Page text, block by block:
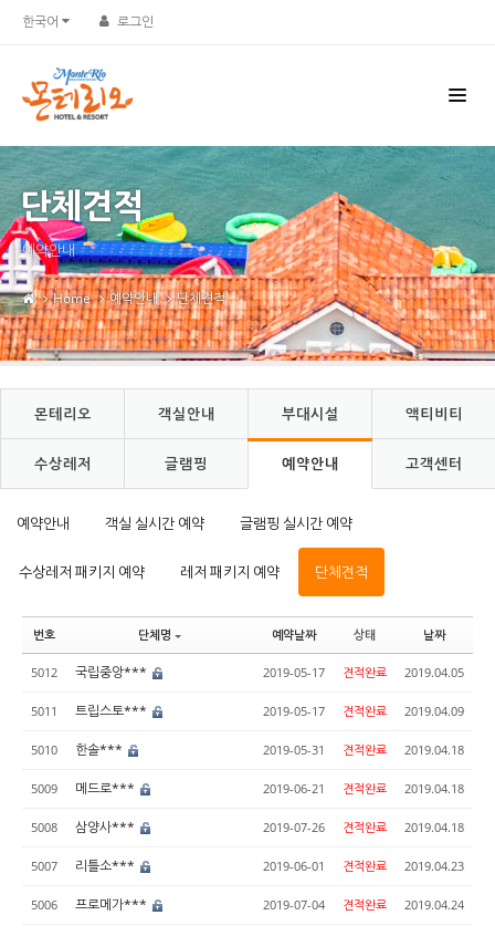
한국어 로그인
단체견적
예약안내
Home 예약안내 단체견적
몬테리오 객실안내 부대시설 액티비티
수상레저 글램핑 예약안내 고객센터
예약안내 객실 실시간 예약 글램핑 실시간 예약
수상레저 패키지 예약 레저 패키지 예약 단체견적
번호 단체명 예약날짜 상태 날짜
5012 국립중앙*** 2019-05-17 견적완료 2019.04.05
5011 트립스토*** 2019-05-17 견적완료 2019.04.09
5010 한솔*** 2019-05-31 견적완료 2019.04.18
5009 메드로*** 2019-06-21 견적완료 2019.04.18
5008 삼양사*** 2019-07-26 견적완료 2019.04.18
5007 리틀소*** 2019-06-01 견적완료 2019.04.23
5006 프로메가*** 2019-07-04 견적완료 2019.04.24
Sketchbook5, 스케치북5